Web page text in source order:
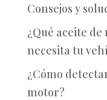
Consejos y
¿Qué aceite
necesita tu
¿Cómo
motor?